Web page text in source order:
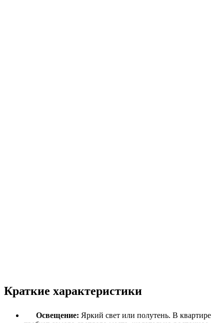
Краткие характеристики
Освещение: Яркий свет или полутень. В квартире